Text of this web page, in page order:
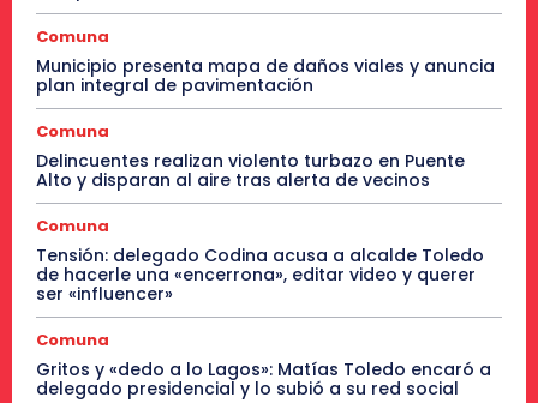
Comuna
Municipio presenta mapa de daños viales y anuncia
plan integral de pavimentación
Comuna
Delincuentes realizan violento turbazo en Puente
Alto y disparan al aire tras alerta de vecinos
Comuna
Tensión: delegado Codina acusa a alcalde Toledo
de hacerle una «encerrona», editar video y querer
ser «influencer»
Comuna
Gritos y «dedo a lo Lagos»: Matías Toledo encaró a
delegado presidencial y lo subió a su red social